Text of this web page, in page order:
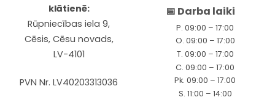
klātienē:
Rūpniecības iela 9,
Cēsis, Cēsu novads,
LV-4101
PVN Nr. LV40203313036
📅 Darba laiki
P. 09:00 – 17:00
O. 09:00 – 17:00
T. 09:00 – 17:00
C. 09:00 – 17:00
Pk. 09:00 – 17:00
S. 11:00 – 14:00